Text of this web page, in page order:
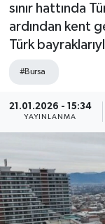
sınır hattında
ardından kent
Türk
#Bursa
21.01.2026 - 15:34
YAYINLANMA